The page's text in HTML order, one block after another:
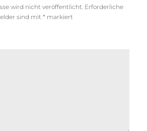
wird nicht veröffentlicht. Erforderliche
sind mit * markiert